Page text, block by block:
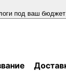
под ваш бюджет